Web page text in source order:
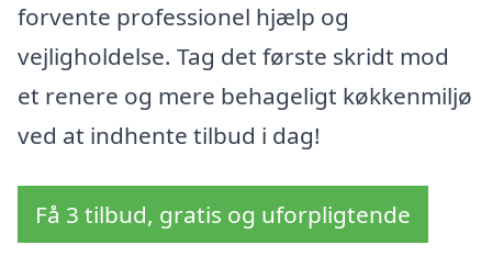
forvente professionel hjælp og
vejligholdelse. Tag det første skridt mod
et renere og mere behageligt køkkenmiljø
ved at indhente tilbud i dag!
Få 3 tilbud, gratis og uforpligtende